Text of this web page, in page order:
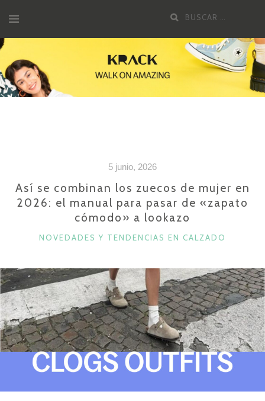
contenido
Buscar
5 junio, 2026
Así se combinan los zuecos de mujer en
2026: el manual para pasar de «zapato
cómodo» a lookazo
CATEGORÍAS
NOVEDADES Y TENDENCIAS EN CALZADO